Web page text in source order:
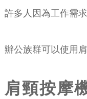
許多人因為工作需
辦公族群可以使用
肩頸按摩